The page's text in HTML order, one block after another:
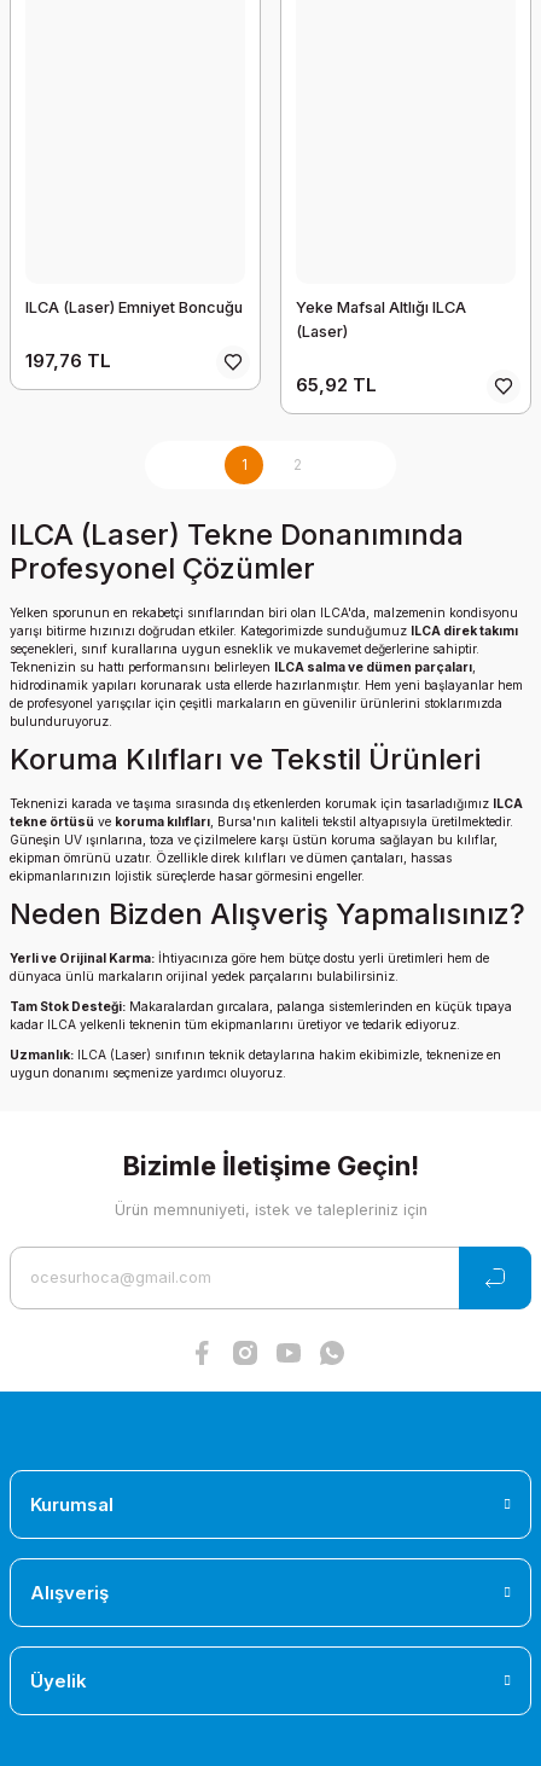
ILCA (Laser) Emniyet Boncuğu
197,76 TL
Yeke Mafsal Altlığı ILCA
(Laser)
65,92 TL
1 2
ILCA (Laser) Tekne Donanımında
Profesyonel Çözümler
Yelken sporunun en rekabetçi sınıflarından biri olan ILCA'da, malzemenin kondisyonu
yarışı bitirme hızınızı doğrudan etkiler. Kategorimizde sunduğumuz ILCA direk takımı
seçenekleri, sınıf kurallarına uygun esneklik ve mukavemet değerlerine sahiptir.
Teknenizin su hattı performansını belirleyen ILCA salma ve dümen parçaları
hidrodinamik yapıları korunarak usta ellerde hazırlanmıştır. Hem yeni başlayanlar hem
de profesyonel yarışçılar için çeşitli markaların en güvenilir ürünlerini stoklarımızda
bulunduruyoruz.
Koruma Kılıfları ve Tekstil Ürünleri
Teknenizi karada ve taşıma sırasında dış etkenlerden korumak için tasarladığımız ILCA
tekne örtüsü ve koruma kılıfları , Bursa'nın kaliteli tekstil altyapısıyla üretilmektedir.
Güneşin UV ışınlarına, toza ve çizilmelere karşı üstün koruma sağlayan bu kılıflar,
ekipman ömrünü uzatır. Özellikle direk kılıfları ve dümen çantaları, hassas
ekipmanlarınızın lojistik süreçlerde hasar görmesini engeller.
Neden Bizden Alışveriş Yapmalısınız?
Yerli ve Orijinal Karma: İhtiyacınıza göre hem bütçe dostu yerli üretimleri hem de
dünyaca ünlü markaların orijinal yedek parçalarını bulabilirsiniz.
Tam Stok Desteği: Makaralardan gırcalara, palanga sistemlerinden en küçük tıpaya
kadar ILCA yelkenli teknenin tüm ekipmanlarını üretiyor ve tedarik ediyoruz.
Uzmanlık: ILCA (Laser) sınıfının teknik detaylarına hakim ekibimizle, teknenize en
uygun donanımı seçmenize yardımcı oluyoruz.
Bizimle İletişime Geçin!
Ürün memnuniyeti, istek ve talepleriniz için
Kurumsal
Alışveriş
Üyelik